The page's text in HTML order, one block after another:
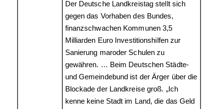
Der Deutsche Landkreistag stellt sich
gegen das Vorhaben des Bundes,
finanzschwachen Kommunen 3,5
Milliarden Euro Investitionshilfen zur
Sanierung maroder Schulen zu
gewähren. … Beim Deutschen Städte-
und Gemeindebund ist der Ärger über die
Blockade der Landkreise groß. „Ich
kenne keine Stadt im Land, die das Geld